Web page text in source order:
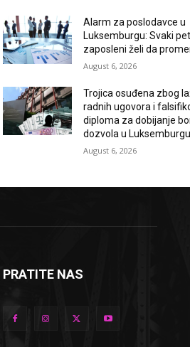
Alarm za poslodavce u
Luksemburgu: Svaki
zaposleni želi da
August 6, 2026
Trojica osuđena zbog
radnih ugovora i
diploma za dobijanje
dozvola u Luksemburgu
August 6, 2026
PRATITE NAS